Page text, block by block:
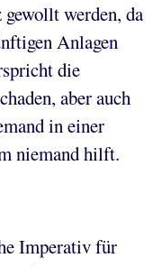
werden, da
Anlagen
die
aber auch
in einer
niemand hilft.
Imperativ für